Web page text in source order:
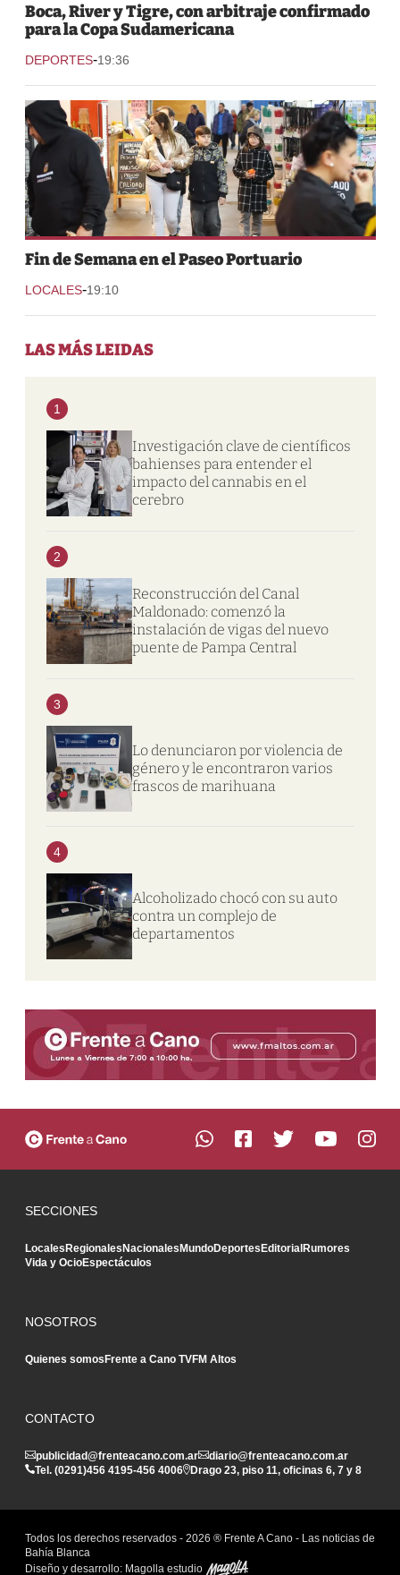
Boca, River y Tigre, con arbitraje confirmado
para la Copa Sudamericana
DEPORTES-19:36
Fin de Semana en el Paseo Portuario
LOCALES-19:10
LAS MÁS LEIDAS
1
Investigación clave de científicos
bahienses para entender el
impacto del cannabis en el
cerebro
2
Reconstrucción del Canal
Maldonado: comenzó la
instalación de vigas del nuevo
puente de Pampa Central
3
Lo denunciaron por violencia de
género y le encontraron varios
frascos de marihuana
4
Alcoholizado chocó con su auto
contra un complejo de
departamentos
SECCIONES
LocalesRegionalesNacionalesMundoDeportesEditorialRumores
Vida y OcioEspectáculos
NOSOTROS
Quienes somosFrente a Cano TVFM Altos
CONTACTO
publicidad@frenteacano.com.ar
diario@frenteacano.com.ar
Tel. (0291)456 4195-456 4006 Drago 23, piso 11, oficinas 6, 7 y 8
Todos los derechos reservados - 2026 ® Frente A Cano - Las noticias de
Bahía Blanca
Diseño y desarrollo: Magolla estudio